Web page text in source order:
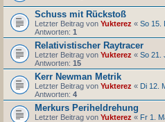
Schuss mit Rückstoß
Letzter Beitrag von Yukterez « So 15.
Antworten: 1
Relativistischer Raytracer
Letzter Beitrag von Yukterez « So 21.
Antworten: 15
Kerr Newman Metrik
Letzter Beitrag von Yukterez « Di 12.
Antworten: 4
Merkurs Periheldrehung
Letzter Beitrag von Yukterez « Fr 1.